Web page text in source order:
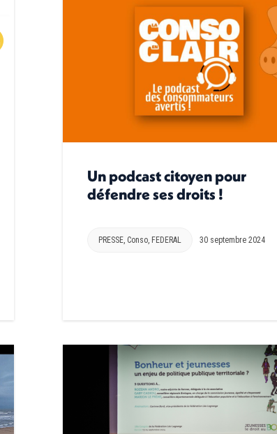
Un podcast citoyen pour
défendre ses droits !
PRESSE Conso FEDERAL 30 septembre 2024